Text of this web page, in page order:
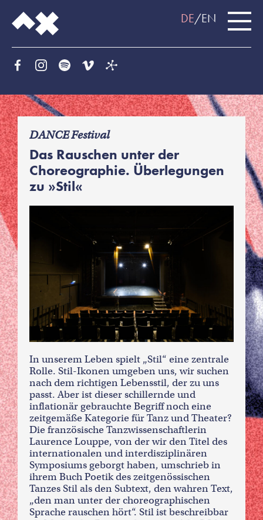
DE EN
f
DANCE Festival
Das Rauschen unter der
Choreographie. Überlegungen
zu »Stil«
In unserem Leben spielt „Stil“ eine zentrale
Rolle. Stil-Ikonen umgeben uns, wir suchen
nach dem richtigen Lebensstil, der zu uns
passt. Aber ist dieser schillernde und
inflationär gebrauchte Begriff noch eine
zeitgemäße Kategorie für Tanz und Theater?
Die französische Tanzwissenschaftlerin
Laurence Louppe, von der wir den Titel des
internationalen und interdisziplinären
Symposiums geborgt haben, umschrieb in
ihrem Buch Poetik des zeitgenössischen
Tanzes Stil als den Subtext, den wahren Text,
„den man unter der choreographischen
Sprache rauschen hört“. Stil ist beschreibbar